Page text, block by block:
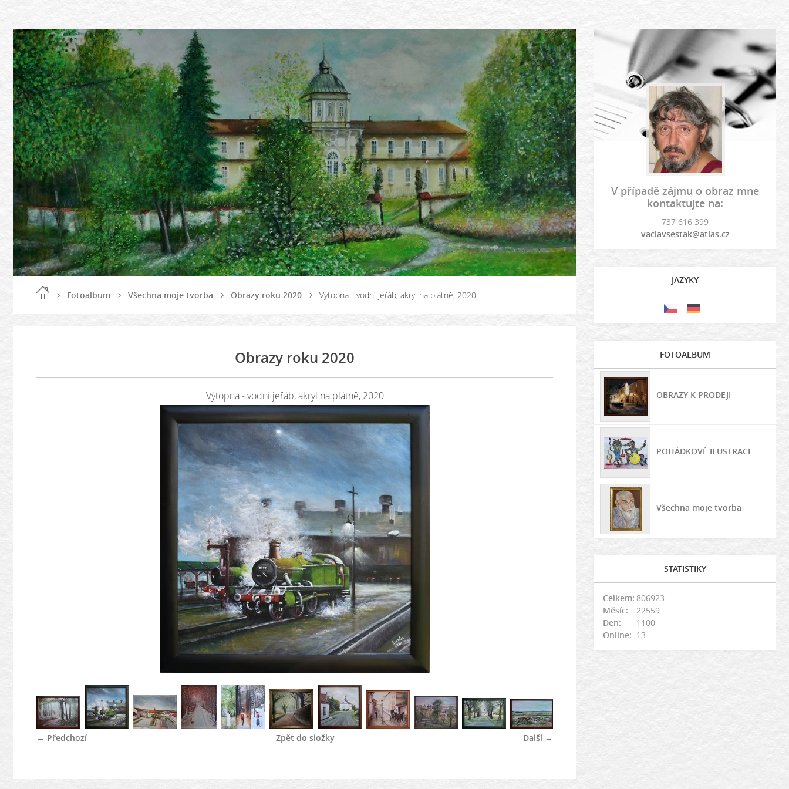
Fotoalbum Všechna moje tvorba Obrazy roku 2020 Výtopna - vodní jeřáb, akryl na plátně, 2020
Obrazy roku 2020
Výtopna - vodní jeřáb, akryl na plátně, 2020
← Předchozí Další →
Zpět do složky
V případě zájmu o obraz mne
kontaktujte na:
737 616 399
vaclavsestak@atlas.cz
JAZYKY
FOTOALBUM
OBRAZY K PRODEJI
POHÁDKOVÉ ILUSTRACE
Všechna moje tvorba
STATISTIKY
Online: 13
Celkem: 806923
Měsíc:
22559
Den:
1100